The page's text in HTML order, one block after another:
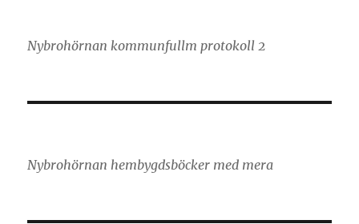
Nybrohörnan kommunfullm protokoll 2
Nybrohörnan hembygdsböcker med mera